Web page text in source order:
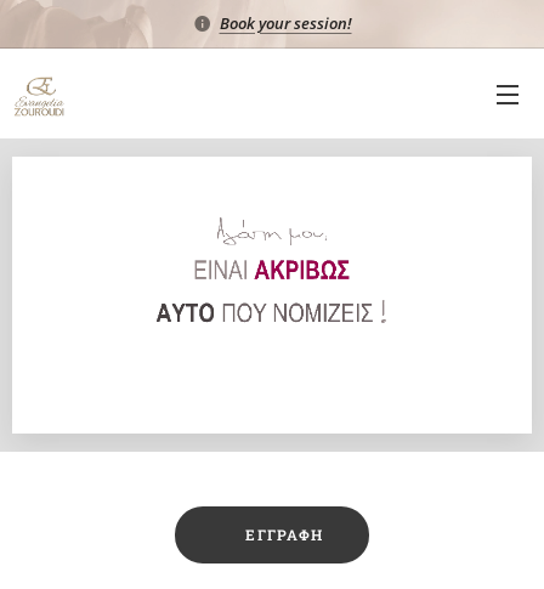
Book your session!
✔️ ΕΓΓΡΑΦΗ